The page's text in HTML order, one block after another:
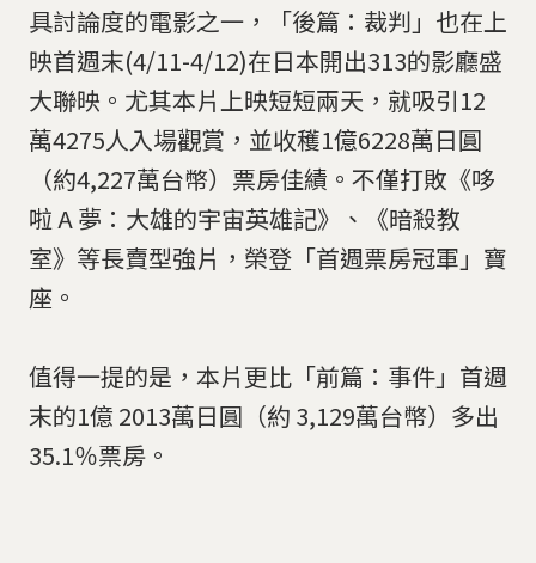
具討論度的電影之一，「後篇：裁判」也在上
映首週末(4/11-4/12)在日本開出313的影廳盛
大聯映。尤其本片上映短短兩天，就吸引12
萬4275人入場觀賞，並收穫1億6228萬日圓
（約4,227萬台幣）票房佳績。不僅打敗《哆
啦 A 夢：大雄的宇宙英雄記》、《暗殺教
室》等長賣型強片，榮登「首週票房冠軍」寶
座。
值得一提的是，本片更比「前篇：事件」首週
末的1億 2013萬日圓（約 3,129萬台幣）多出
35.1％票房。